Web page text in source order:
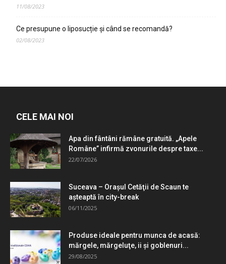
11/08/2023
Ce presupune o liposucție și când se recomandă?
02/08/2023
CELE MAI NOI
Apa din fântâni rămâne gratuită. „Apele
Române” infirmă zvonurile despre taxe...
22/07/2026
Suceava – Oraşul Cetăţii de Scaun te
aşteaptă în city-break
06/11/2025
Produse ideale pentru munca de acasă:
mărgele, mărgeluţe, ii şi goblenuri...
29/08/2025